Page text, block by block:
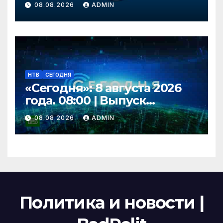
Эггерт, Волков
08.08.2026 ADMIN
НТВ СЕГОДНЯ
«Сегодня»: 8 августа 2026
года. 08:00 | Выпуск
новостей | Новости НТВ
08.08.2026 ADMIN
Политика и новости |